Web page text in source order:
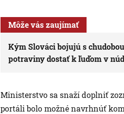
Môže vás zaujímať
Kým Slováci bojujú s
potraviny dostať k ľuďom v
Ministerstvo sa snaží doplniť
portáli bolo možné navrhnúť